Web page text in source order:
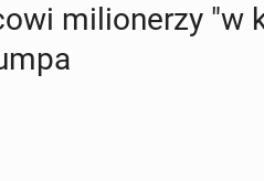
mi­lio­ne­rzy "w